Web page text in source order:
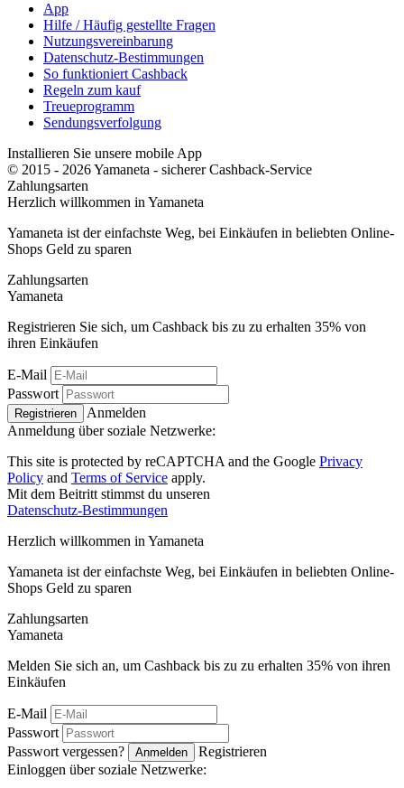
App
Hilfe / Häufig gestellte Fragen
Nutzungsvereinbarung
Datenschutz-Bestimmungen
So funktioniert Cashback
Regeln zum kauf
Treueprogramm
Sendungsverfolgung
Installieren Sie unsere mobile App
© 2015 - 2026 Yamaneta - sicherer Cashback-Service
Zahlungsarten
Herzlich willkommen in Yamaneta
Yamaneta ist der einfachste Weg, bei Einkäufen in beliebten Online-
Shops Geld zu sparen
Zahlungsarten
Yamaneta
Registrieren Sie sich, um Cashback bis zu zu erhalten 35% von
ihren Einkäufen
E-Mail
Passwort
Registrieren
Anmelden
Anmeldung über soziale Netzwerke:
This site is protected by reCAPTCHA and the Google Privacy
Policy and Terms of Service apply.
Mit dem Beitritt stimmst du unseren
Datenschutz-Bestimmungen
Herzlich willkommen in Yamaneta
Yamaneta ist der einfachste Weg, bei Einkäufen in beliebten Online-
Shops Geld zu sparen
Zahlungsarten
Yamaneta
Melden Sie sich an, um Cashback bis zu zu erhalten 35% von ihren
Einkäufen
E-Mail
Passwort
Passwort vergessen?
Anmelden
Registrieren
Einloggen über soziale Netzwerke: